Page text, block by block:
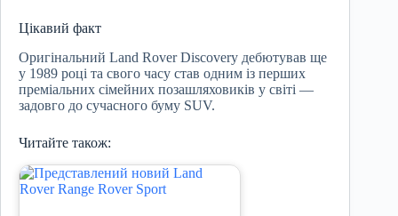
Цікавий факт
Оригінальний Land Rover Discovery дебютував ще
у 1989 році та свого часу став одним із перших
преміальних сімейних позашляховиків у світі —
задовго до сучасного буму SUV.
Читайте також: